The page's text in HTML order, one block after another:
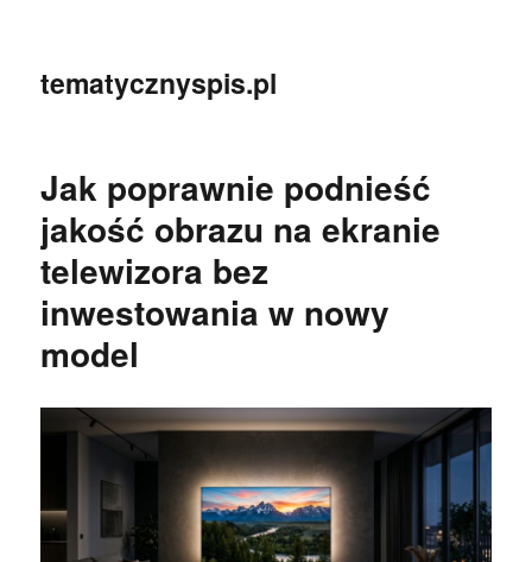
tematycznyspis.pl
Jak poprawnie podnieść
jakość obrazu na ekranie
telewizora bez
inwestowania w nowy
model